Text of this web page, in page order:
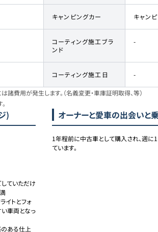
キャンピングカー キャン
コーティング施工ブラ
ンド
-
コーティング施工日 -
費用が発生します。（名義変更・車庫証明取得、等）
)
ていただけ
イトとフォ
車両となっ
ある仕上
オーナーと愛車の出会いと
1年程前に中古車として購入され、週に
ています。